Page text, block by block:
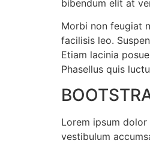
bibendum elit at
Morbi non feugiat
facilisis leo.
Etiam lacinia
Phasellus quis
Lorem ipsum
vestibulum